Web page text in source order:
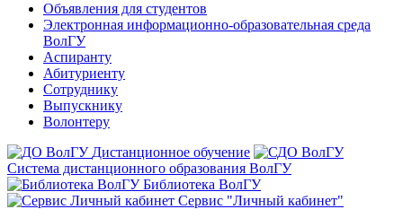
Объявления для студентов
Электронная информационно-образовательная среда
ВолГУ
Аспиранту
Абитуриенту
Сотруднику
Выпускнику
Волонтеру
Дистанционное обучение
Система дистанционного образования ВолГУ
Библиотека ВолГУ
Сервис "Личный кабинет"